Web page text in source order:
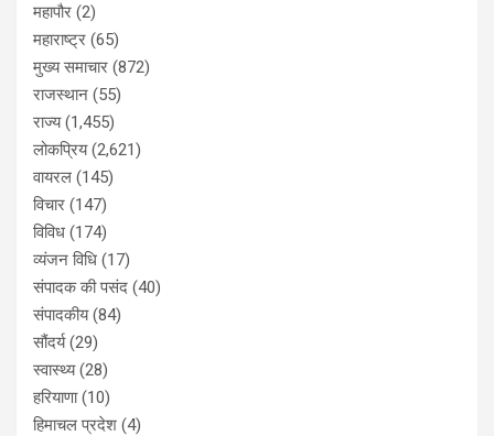
महापौर (2)
महाराष्ट्र (65)
मुख्य समाचार (872)
राजस्थान (55)
राज्य(1,455)
लोकप्रिय(2,621)
वायरल (145)
विचार (147)
विविध (174)
व्यंजन विधि (17)
संपादक की पसंद (40)
संपादकीय(84)
सौंदर्य(29)
स्वास्थ्य(28)
हरियाणा(10)
हिमाचल प्रदेश (4)